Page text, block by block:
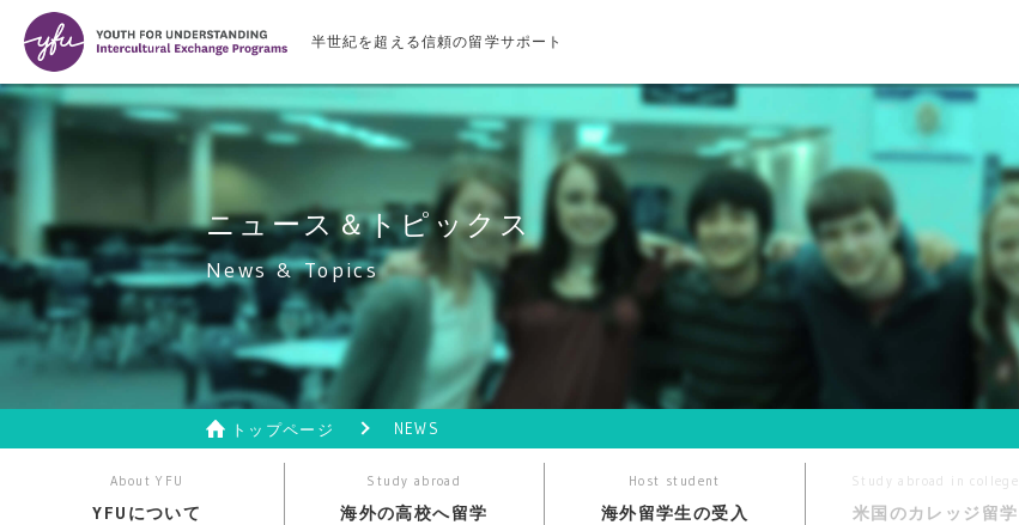
半世紀を超える信頼の留学サポート
ニュース＆トピックス
News & Topics
About YFU
YFUについて
Study abroad
海外の高校へ留学
Host student
海外留学生の受入
Study abroad in college
米国のカレッジ留学
トップページ NEWS